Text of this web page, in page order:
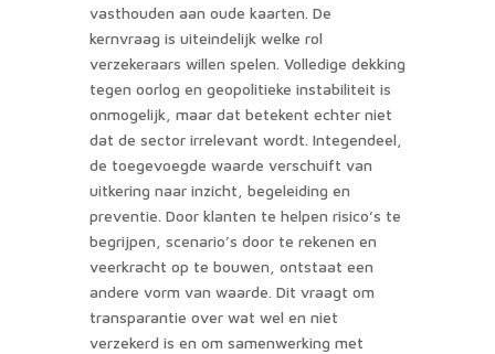
vasthouden aan oude kaarten. De
kernvraag is uiteindelijk welke rol
verzekeraars willen spelen. Volledige dekking
tegen oorlog en geopolitieke instabiliteit is
onmogelijk, maar dat betekent echter niet
dat de sector irrelevant wordt. Integendeel,
de toegevoegde waarde verschuift van
uitkering naar inzicht, begeleiding en
preventie. Door klanten te helpen risico’s te
begrijpen, scenario’s door te rekenen en
veerkracht op te bouwen, ontstaat een
andere vorm van waarde. Dit vraagt om
transparantie over wat wel en niet
verzekerd is en om samenwerking met